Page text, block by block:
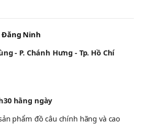
Đăng Ninh
- P. Chánh Hưng - Tp. Hồ Chí
hằng ngày
phẩm đồ câu chính hãng và cao